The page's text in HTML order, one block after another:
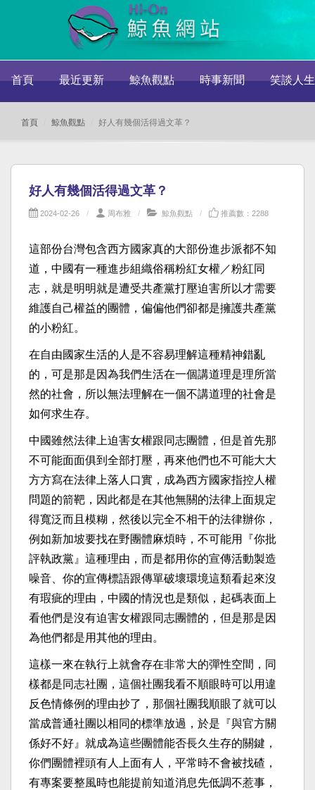
首頁 最近更新 鯨魚觀點 時事新聞 笑談人生
首頁 鯨魚觀點 好人有幾個活得過文革？
好人有幾個活得過文革？
2024-02-26 周布雅 鯨魚觀點 推薦數：2288
這部份台灣包含西方國家真的大部份進步派都不知
道，中國有一種進步組織俗稱粉紅女權／粉紅同
志，就是明明就是遭受共產黨打壓迫害所以才需要
維護自己權益的團體，偏偏他們卻都是擁護共產黨
的小粉紅。
在自由國家生活的人是不容易理解這種精神錯亂
的，可是那是因為我們生活在一個講道理是理所當
然的社會，所以無法理解在一個不講道理的社會是
如何求生存。
中國雖然法律上迫害女權跟同志團體，但是首先那
不可能面面俱到全部打壓，再來他們也不可能大大
方方寫在法律上落人口實，成為西方國家指控人權
問題的箭靶，因此都是在其他無關的法律上面規定
得寬泛而且模糊，然後以完全不相干的法律辦你，
例如新加坡要找在野團體麻煩時，不可能用『你批
評執政黨』這種理由，而是都用你的宣傳活動製造
噪音、你的宣傳標語跟傳單破壞環境這類看起來沒
有瑕疵的理由，中國的情況也是類似，起碼表面上
看他們是沒有迫害女權跟同志團體的，但是那是因
為他們都是用其他的理由。
這樣一來在執行上就會存在非常大的彈性空間，同
樣都是同志社團，這個社團我看不順眼時可以用違
反色情條例的理由抄了，那個社團我順眼了就可以
當成普通社團以相同的標準放過，於是『與官方關
係好不好』就成為這些團體能否長久生存的關鍵，
你們團體裡頭有人上面有人，平常時不會被找碴，
有專案要整風時也能提前知道消息先低調不惹事，